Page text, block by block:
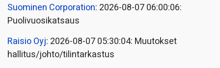
Suominen Corporation: 2026-08-07 06:00:06:
Puolivuosikatsaus
Raisio Oyj: 2026-08-07 05:30:04: Muutokset
hallitus/johto/tilintarkastus